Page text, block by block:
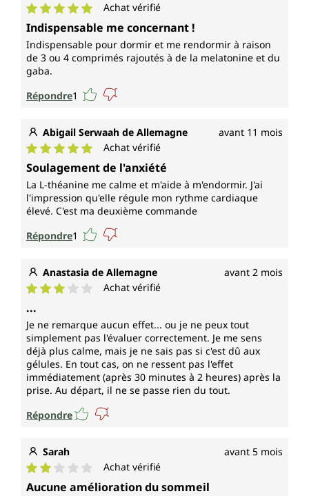
Note moyenne de 5 sur 5 étoiles
Achat vérifié
Indispensable me concernant !
Indispensable pour dormir et me rendormir à raison
de 3 ou 4 comprimés rajoutés à de la melatonine et du
gaba.
Répondre1
Abigail Serwaah de Allemagne avant 11 mois
Note moyenne de 5 sur 5 étoiles
Achat vérifié
Soulagement de l'anxiété
La L-théanine me calme et m'aide à m'endormir. J'ai
l'impression qu'elle régule mon rythme cardiaque
élevé. C'est ma deuxième commande
Répondre1
Anastasia de Allemagne avant 2 mois
Achat vérifié
...
Je ne remarque aucun effet... ou je ne peux tout
simplement pas l'évaluer correctement. Je me sens
déjà plus calme, mais je ne sais pas si c'est dû aux
gélules. En tout cas, on ne ressent pas l'effet
immédiatement (après 30 minutes à 2 heures) après la
prise. Au départ, il ne se passe rien du tout.
Répondre
Sarah avant 5 mois
Note moyenne de 2 sur 5 étoiles
Achat vérifié
Aucune amélioration du sommeil